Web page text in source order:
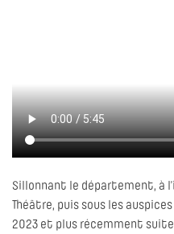
Sillonnant le département, à
Théâtre, puis sous les
2023 et plus récemment suite